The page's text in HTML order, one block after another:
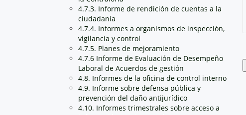
4.7.3. Informe de rendición de cuentas a la
ciudadanía
4.7.4. Informes a organismos de inspección,
vigilancia y control
4.7.5. Planes de mejoramiento
4.7.6 Informe de Evaluación de Desempeño
Laboral de Acuerdos de gestión
4.8. Informes de la oficina de control interno
4.9. Informe sobre defensa pública y
prevención del daño antijurídico
4.10. Informes trimestrales sobre acceso a